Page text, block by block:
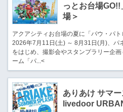
っとお台場
場＞
アクアシティお台場の夏に「パウ・パ
2026年7月11日(土) ～ 8月31日(月)、パ
をはじめ、撮影会やスタンプラリー企
ーム「パ...<
ありあけ サマ
livedoor